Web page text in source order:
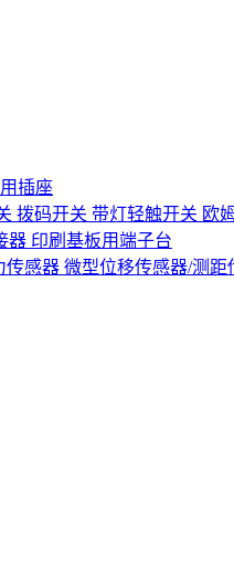
插座
拨码开关 带灯轻触开关 欧
器 印刷基板用端子台
传感器 微型位移传感器/测距